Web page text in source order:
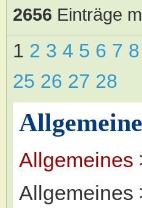
2656 Einträge
1 2 3 4 5 6 7 8
25 26 27 28
Allgemeines
Allgemeines